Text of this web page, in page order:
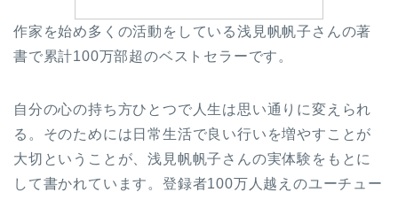
作家を始め多くの活動をしている浅見帆帆子さんの著
書で累計100万部超のベストセラーです。
自分の心の持ち方ひとつで人生は思い通りに変えられ
る。そのためには日常生活で良い行いを増やすことが
大切ということが、浅見帆帆子さんの実体験をもとに
して書かれています。登録者100万人越えのユーチュー